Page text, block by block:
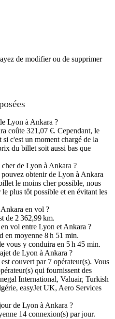
de modifier ou de supprimer
Lyon à Ankara ?
coûte 321,07 €. Cependant, le
c'est un moment chargé de la
du billet soit aussi bas que
de Lyon à Ankara ?
obtenir de Lyon à Ankara
le moins cher possible, nous
plus tôt possible et en évitant les
en vol ?
de 2 362,99 km.
vol entre Lyon et Ankara ?
en moyenne 8 h 51 min.
vous y conduira en 5 h 45 min.
de Lyon à Ankara ?
couvert par 7 opérateur(s). Vous
qui fournissent des
International, Valuair, Turkish
easyJet UK, Aero Services
de Lyon à Ankara ?
14 connexion(s) par jour.